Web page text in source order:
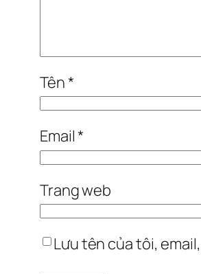
Tên*
Email*
Trang web
Lưu tên của tôi,